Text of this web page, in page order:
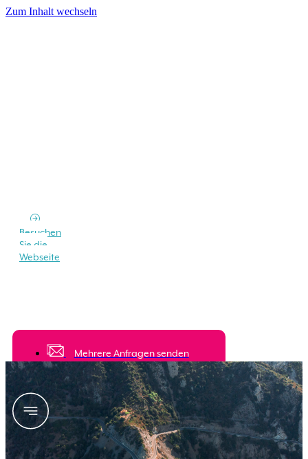
Zum Inhalt wechseln
Besuchen
Sie die
Webseite
Mehrere Anfragen senden